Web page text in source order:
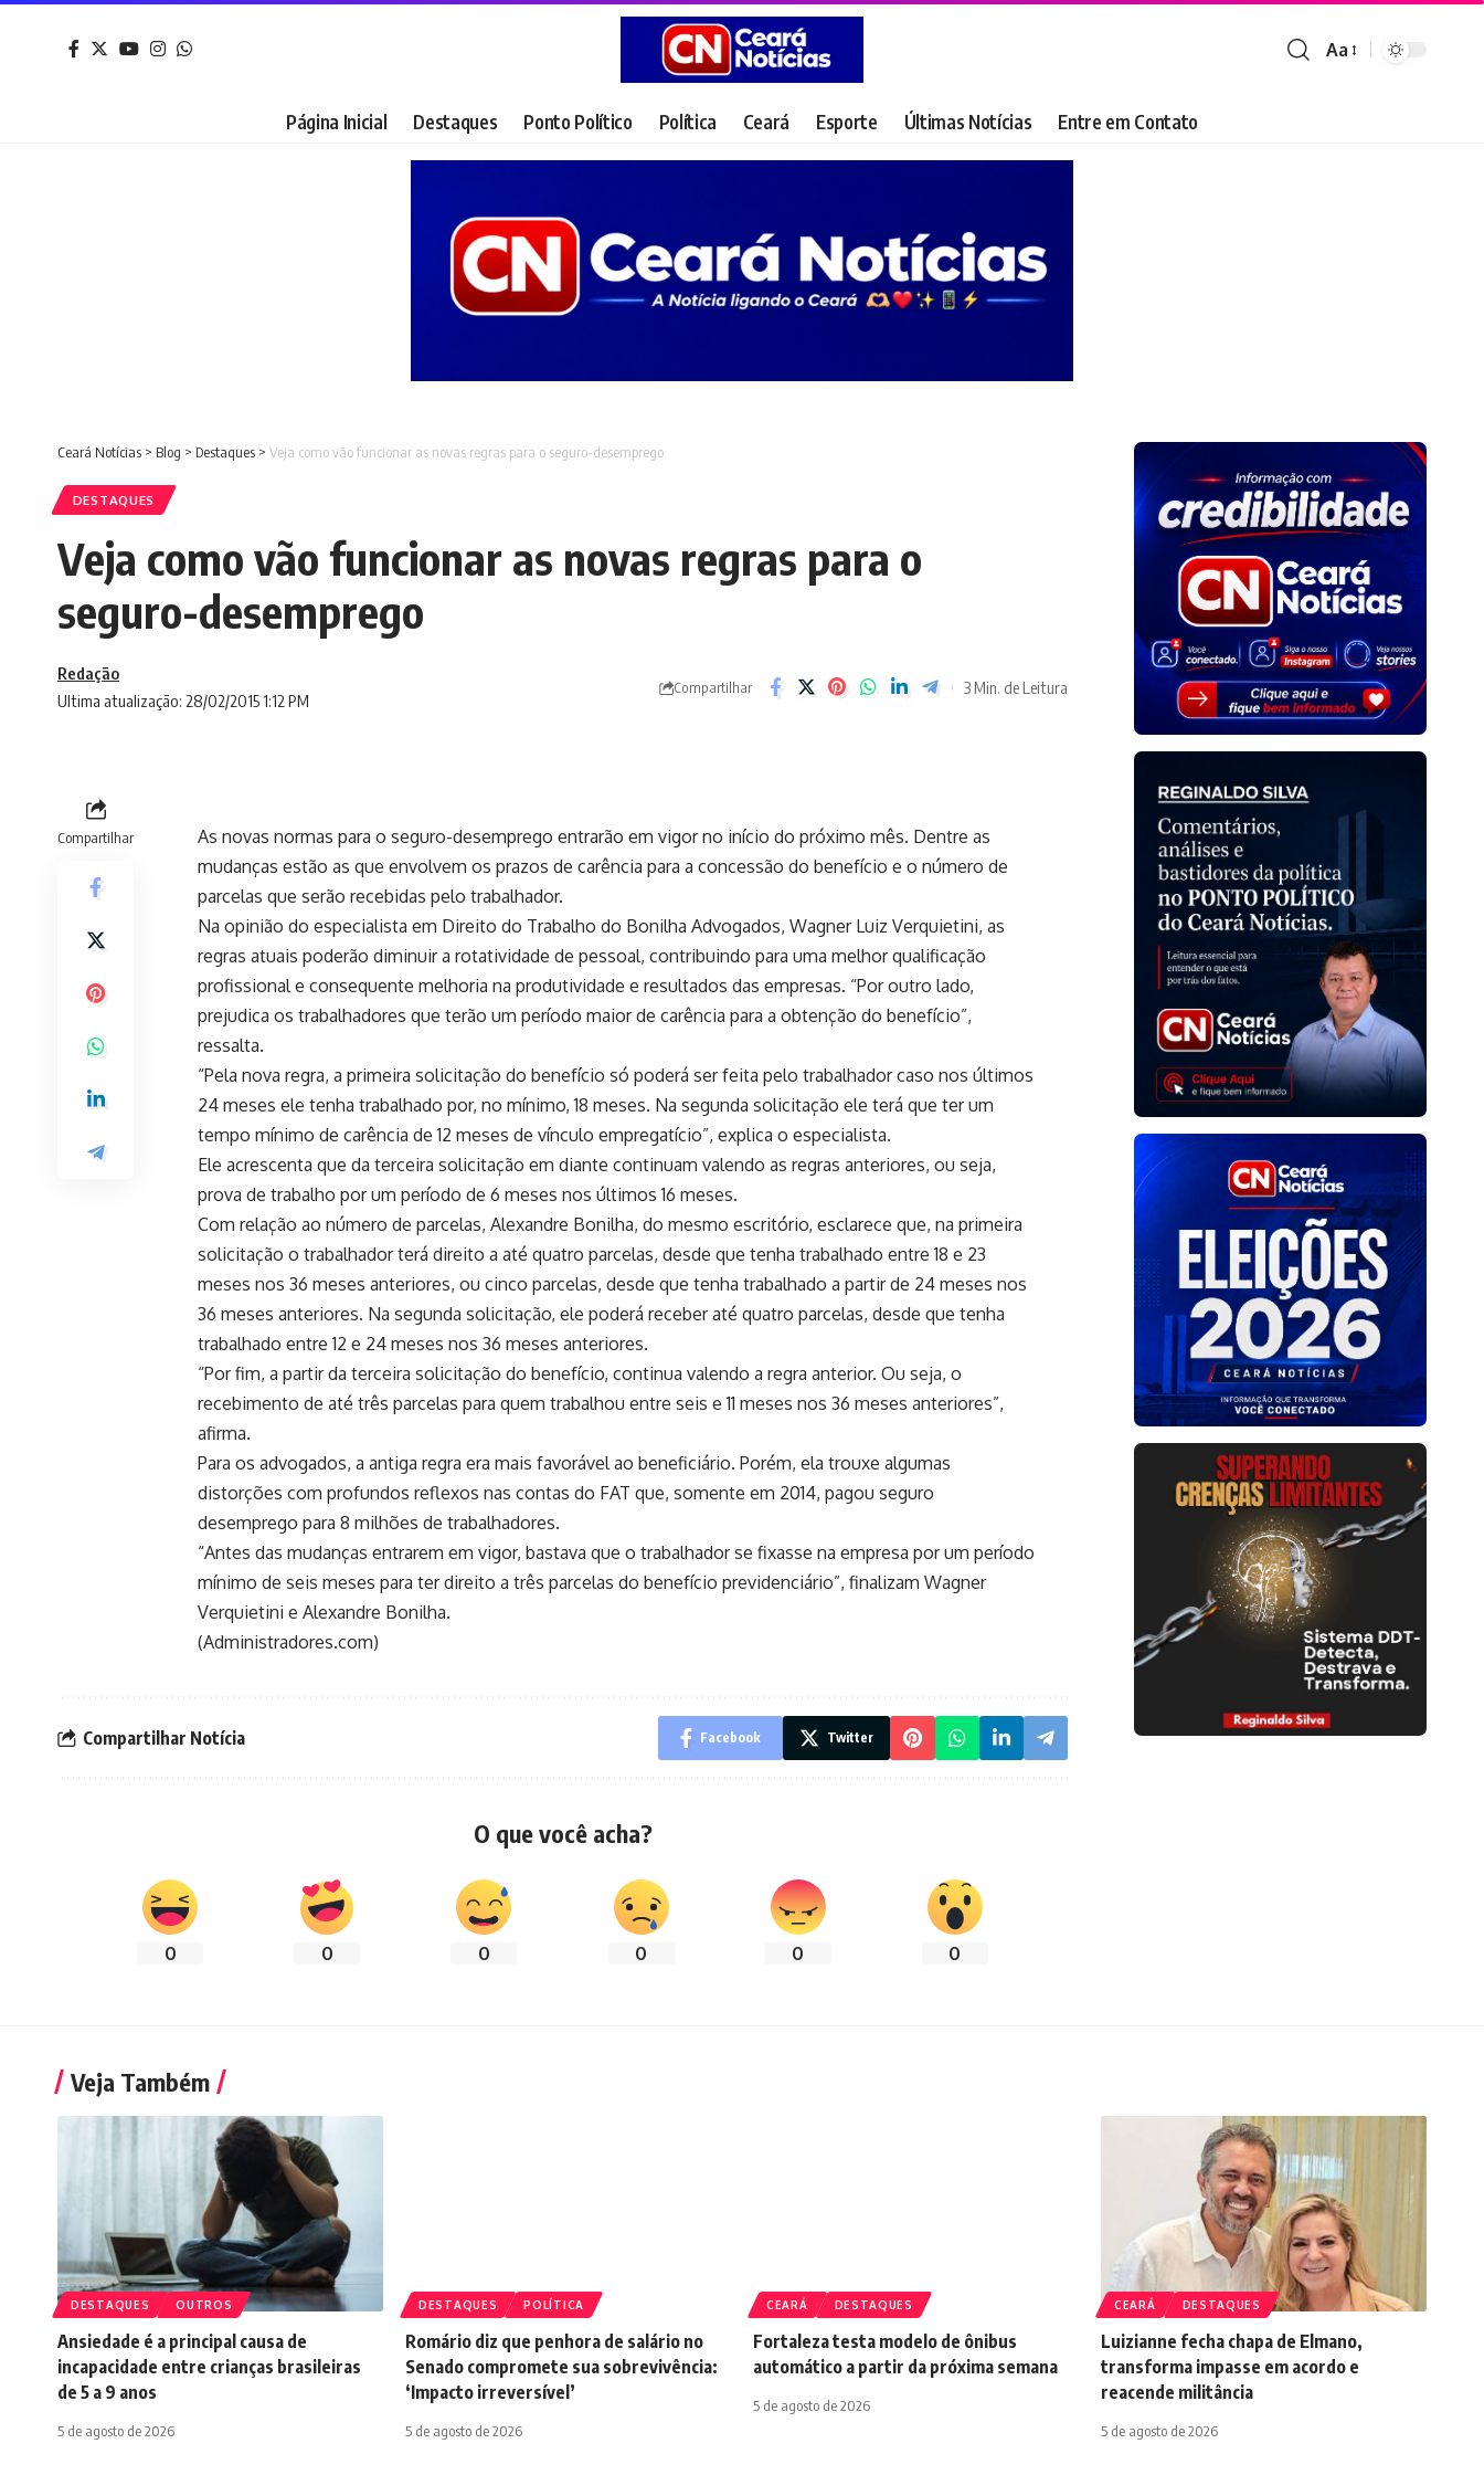
Font
Aa
Página Inicial Destaques Ponto Político Política Ceará Esporte Últimas Notícias Entre em Contato
Ceará Notícias > Blog > Destaques > Veja como vão funcionar as novas regras para o seguro-desemprego
DESTAQUES
Veja como vão funcionar as novas regras para o
seguro-desemprego
Ultima atualização: 28/02/2015 1:12 PM
Redação
Compartilhar 3 Min. de Leitura
Compartilhar
As novas normas para o seguro-desemprego entrarão em vigor no início do próximo mês. Dentre as
mudanças estão as que envolvem os prazos de carência para a concessão do benefício e o número de
parcelas que serão recebidas pelo trabalhador.
Na opinião do especialista em Direito do Trabalho do Bonilha Advogados, Wagner Luiz Verquietini, as
regras atuais poderão diminuir a rotatividade de pessoal, contribuindo para uma melhor qualificação
profissional e consequente melhoria na produtividade e resultados das empresas. “Por outro lado,
prejudica os trabalhadores que terão um período maior de carência para a obtenção do benefício”,
ressalta.
“Pela nova regra, a primeira solicitação do benefício só poderá ser feita pelo trabalhador caso nos últimos
24 meses ele tenha trabalhado por, no mínimo, 18 meses. Na segunda solicitação ele terá que ter um
tempo mínimo de carência de 12 meses de vínculo empregatício”, explica o especialista.
Ele acrescenta que da terceira solicitação em diante continuam valendo as regras anteriores, ou seja,
prova de trabalho por um período de 6 meses nos últimos 16 meses.
Com relação ao número de parcelas, Alexandre Bonilha, do mesmo escritório, esclarece que, na primeira
solicitação o trabalhador terá direito a até quatro parcelas, desde que tenha trabalhado entre 18 e 23
meses nos 36 meses anteriores, ou cinco parcelas, desde que tenha trabalhado a partir de 24 meses nos
36 meses anteriores. Na segunda solicitação, ele poderá receber até quatro parcelas, desde que tenha
trabalhado entre 12 e 24 meses nos 36 meses anteriores.
“Por fim, a partir da terceira solicitação do benefício, continua valendo a regra anterior. Ou seja, o
recebimento de até três parcelas para quem trabalhou entre seis e 11 meses nos 36 meses anteriores”,
afirma.
Para os advogados, a antiga regra era mais favorável ao beneficiário. Porém, ela trouxe algumas
distorções com profundos reflexos nas contas do FAT que, somente em 2014, pagou seguro
desemprego para 8 milhões de trabalhadores.
“Antes das mudanças entrarem em vigor, bastava que o trabalhador se fixasse na empresa por um período
mínimo de seis meses para ter direito a três parcelas do benefício previdenciário”, finalizam Wagner
Verquietini e Alexandre Bonilha.
(Administradores.com)
Compartilhar Notícia Facebook Twitter
O que você acha?
0 0 0 0 0 0
Veja Também
DESTAQUES OUTROS
Ansiedade é a principal causa de
incapacidade entre crianças brasileiras
de 5 a 9 anos
5 de agosto de 2026
DESTAQUES POLÍTICA
Romário diz que penhora de salário no
Senado compromete sua sobrevivência:
‘Impacto irreversível’
5 de agosto de 2026
CEARÁ DESTAQUES
Fortaleza testa modelo de ônibus
automático a partir da próxima semana
5 de agosto de 2026
CEARÁ DESTAQUES
Luizianne fecha chapa de Elmano,
transforma impasse em acordo e
reacende militância
5 de agosto de 2026